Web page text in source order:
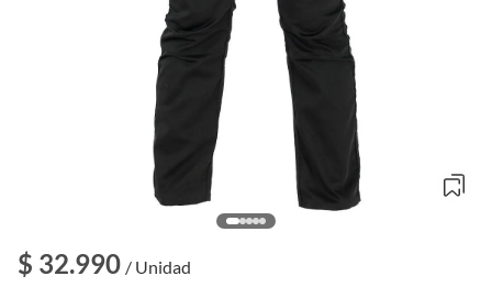
$ 32.990 / Unidad
n